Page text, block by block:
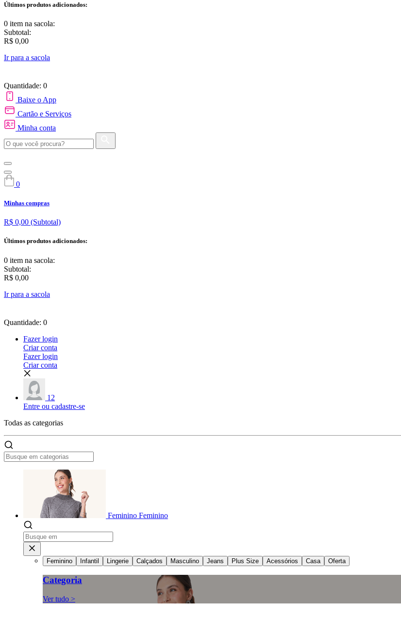
Últimos produtos adicionados:
0 item na sacola:
Subtotal:
R$ 0,00
Ir para a sacola
Quantidade: 0
Baixe o App
Cartão e Serviços
Minha conta
0
Minhas compras
R$ 0,00 (Subtotal)
Últimos produtos adicionados:
0 item na sacola:
Subtotal:
R$ 0,00
Ir para a sacola
Quantidade: 0
Fazer login
Criar conta
Fazer login
Criar conta
12
Entre ou cadastre-se
Todas as categorias
Feminino Feminino
Feminino Infantil Lingerie Calçados Masculino Jeans Plus Size Acessórios Casa Oferta
Categoria
Ver tudo >